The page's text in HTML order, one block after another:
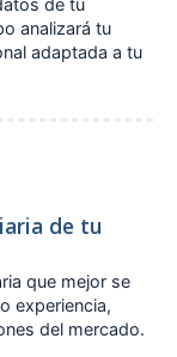
analizará tu
adaptada a tu
de tu
que mejor se
experiencia,
del mercado.